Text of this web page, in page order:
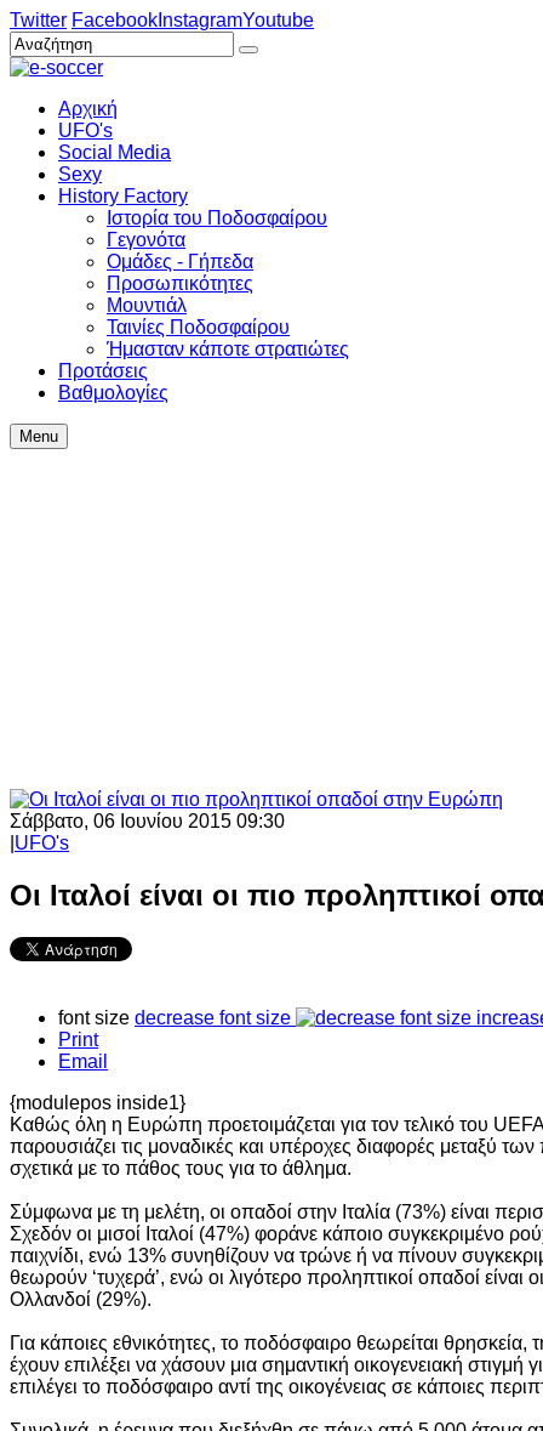
Twitter Facebook InstagramYoutube
Αρχική
UFO's
Social Media
Sexy
History Factory
Ιστορία του Ποδοσφαίρου
Γεγονότα
Ομάδες - Γήπεδα
Προσωπικότητες
Μουντιάλ
Ταινίες Ποδοσφαίρου
Ήμασταν κάποτε στρατιώτες
Προτάσεις
Βαθμολογίες
Menu
Σάββατο, 06 Ιουνίου 2015 09:30
UFO's
Οι Ιταλοί είναι οι πιο προληπτικοί
font size decrease font size
Print
Email
{modulepos inside1}
Καθώς όλη η Ευρώπη προετοιμάζεται για τον τελικό του
παρουσιάζει τις μοναδικές και υπέροχες διαφορές μεταξύ
σχετικά με το πάθος τους για το άθλημα.
Σύμφωνα με τη μελέτη, οι οπαδοί στην Ιταλία (73%) είναι
Σχεδόν οι μισοί Ιταλοί (47%) φοράνε κάποιο συγκεκριμένο
παιχνίδι, ενώ 13% συνηθίζουν να τρώνε ή να πίνουν
θεωρούν ‘τυχερά’, ενώ οι λιγότερο προληπτικοί οπαδοί είναι
Ολλανδοί (29%).
Για κάποιες εθνικότητες, το ποδόσφαιρο θεωρείται
έχουν επιλέξει να χάσουν μια σημαντική οικογενειακή
επιλέγει το ποδόσφαιρο αντί της οικογένειας σε κάποιες